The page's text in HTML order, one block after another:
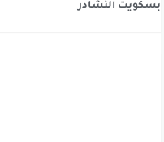
بسكويت النشادر